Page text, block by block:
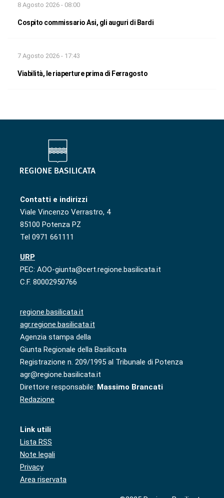
8 Agosto 2026 - 08:00
Cospito commissario Asi, gli auguri di Bardi
7 Agosto 2026 - 17:43
Viabilità, le riaperture prima di Ferragosto
Contatti e indirizzi
Viale Vincenzo Verrastro, 4
85100 Potenza PZ
Tel 0971 661111
URP
PEC: AOO-giunta@cert.regione.basilicata.it
C.F. 80002950766
regione.basilicata.it
agr.regione.basilicata.it
Agenzia stampa della
Giunta Regionale della Basilicata
Registrazione n. 209/1995 al Tribunale di Potenza
agr@regione.basilicata.it
Direttore responsabile: Massimo Brancati
Redazione
Link utili
Lista RSS
Note legali
Privacy
Area riservata